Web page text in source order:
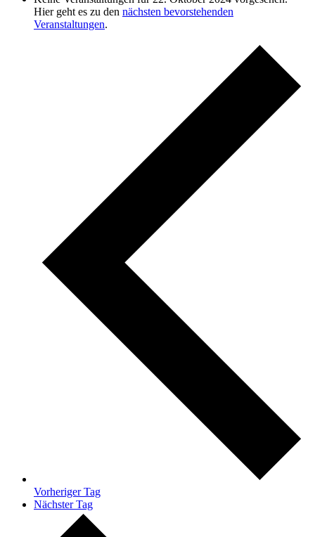
Hier geht es zu den nächsten bevorstehenden
Veranstaltungen.
Vorheriger Tag
Nächster Tag